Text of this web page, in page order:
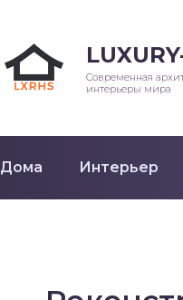
Современная
интерьеры мира
Дома Интерьер